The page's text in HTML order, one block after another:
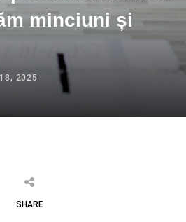
minciuni și
2025
SHARE